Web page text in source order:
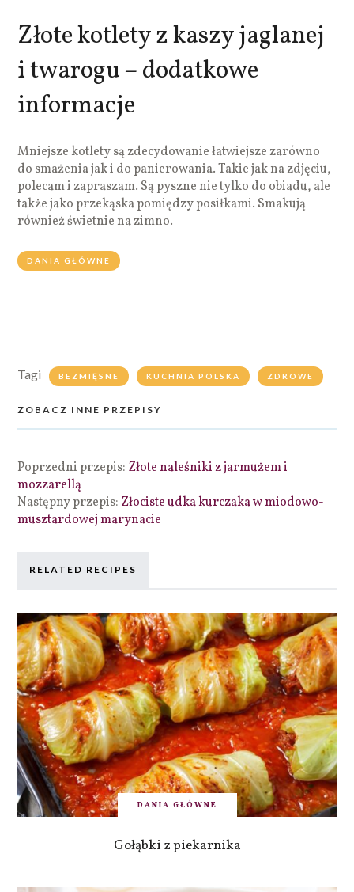
Złote kotlety z kaszy jaglanej
i twarogu – dodatkowe
informacje
Mniejsze kotlety są zdecydowanie łatwiejsze zarówno
do smażenia jak i do panierowania. Takie jak na zdjęciu,
polecam i zapraszam. Są pyszne nie tylko do obiadu, ale
także jako przekąska pomiędzy posiłkami. Smakują
również świetnie na zimno.
DANIA GŁÓWNE
Tagi BEZMIĘSNE KUCHNIA POLSKA ZDROWE
ZOBACZ INNE PRZEPISY
Poprzedni przepis: Złote naleśniki z jarmużem i
mozzarellą
Następny przepis: Złociste udka kurczaka w miodowo-
musztardowej marynacie
RELATED RECIPES
DANIA GŁÓWNE
Gołąbki z piekarnika